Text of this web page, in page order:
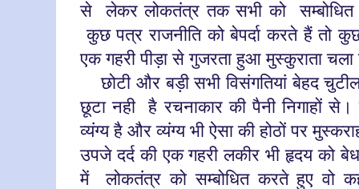
से
लेकर लोकतंत्र तक सभी को
कुछ पत्र राजनीति को बेपर्दा करते हैं
एक गहरी पीड़ा से गुजरता हुआ मुस्कुराता
छोटी और बड़ी सभी विसंगतियां बेहद
छूटा नही
है रचनाकार की पैनी निगाहों
व्यंग्य है और व्यंग्य भी ऐसा की होठों पर
उपजे दर्द की एक गहरी लकीर भी हृदय को
में
लोकतंत्र को सम्बोधित करते हुए वो